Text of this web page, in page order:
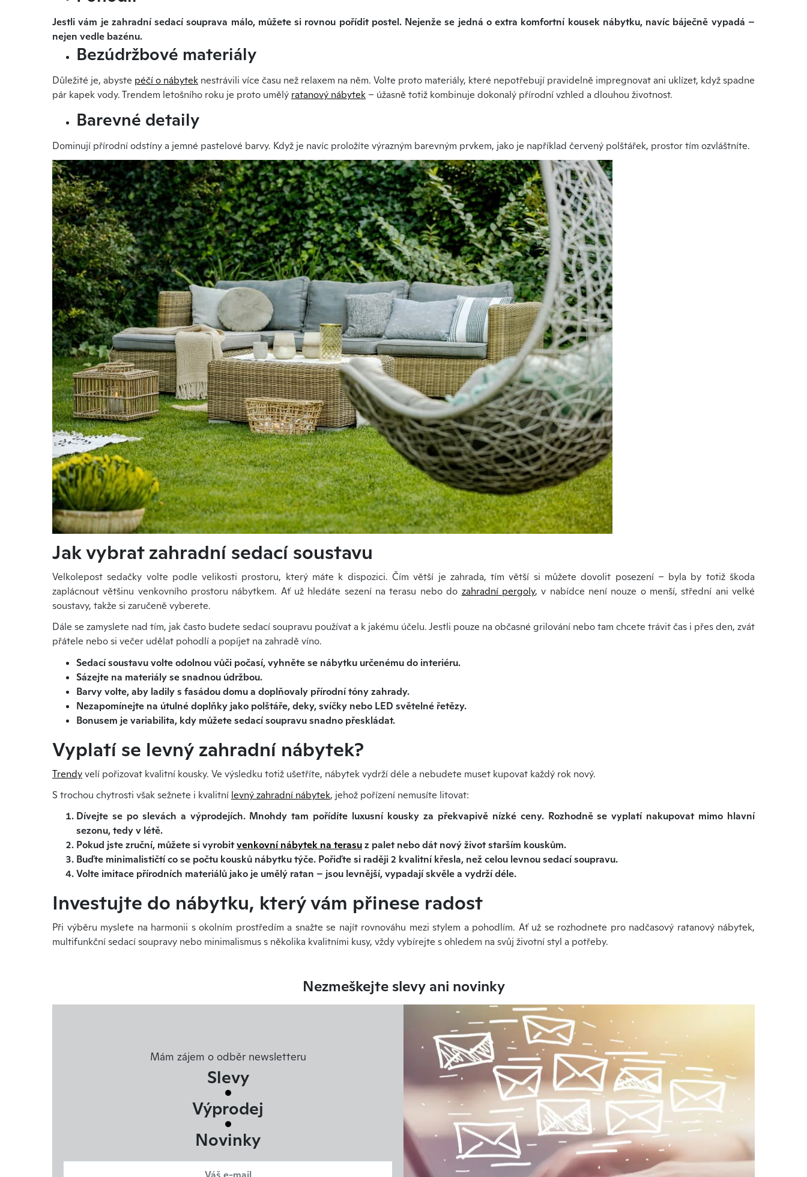
Jestli vám je zahradní sedací souprava málo, můžete si rovnou pořídit postel. Nejenže se jedná o extra komfortní kousek nábytku, navíc báječně vypadá –
nejen vedle bazénu.
Bezúdržbové materiály
Důležité je, abyste péčí o nábytek nestrávili více času než relaxem na něm. Volte proto materiály, které nepotřebují pravidelně impregnovat ani uklízet, když spadne
pár kapek vody. Trendem letošního roku je proto umělý ratanový nábytek – úžasně totiž kombinuje dokonalý přírodní vzhled a dlouhou životnost.
Barevné detaily
Dominují přírodní odstíny a jemné pastelové barvy. Když je navíc proložíte výrazným barevným prvkem, jako je například červený polštářek, prostor tím ozvláštníte.
Jak vybrat zahradní sedací soustavu
Velkolepost sedačky volte podle velikosti prostoru, který máte k dispozici. Čím větší je zahrada, tím větší si můžete dovolit posezení – byla by totiž škoda
zaplácnout většinu venkovního prostoru nábytkem. Ať už hledáte sezení na terasu nebo do zahradní pergoly, v nabídce není nouze o menší, střední ani velké
soustavy, takže si zaručeně vyberete.
Dále se zamyslete nad tím, jak často budete sedací soupravu používat a k jakému účelu. Jestli pouze na občasné grilování nebo tam chcete trávit čas i přes den, zvát
přátele nebo si večer udělat pohodlí a popíjet na zahradě víno.
Sedací soustavu volte odolnou vůči počasí, vyhněte se nábytku určenému do interiéru.
Sázejte na materiály se snadnou údržbou.
Barvy volte, aby ladily s fasádou domu a doplňovaly přírodní tóny zahrady.
Nezapomínejte na útulné doplňky jako polštáře, deky, svíčky nebo LED světelné řetězy.
Bonusem je variabilita, kdy můžete sedací soupravu snadno přeskládat.
Vyplatí se levný zahradní nábytek?
Trendyvelí pořizovat kvalitní kousky. Ve výsledku totiž ušetříte, nábytek vydrží déle a nebudete muset kupovat každý rok nový.
S trochou chytrosti však sežnete i kvalitní levný zahradní nábytek, jehož pořízení nemusíte litovat:
Dívejte se po slevách a výprodejích. Mnohdy tam pořídíte luxusní kousky za překvapivě nízké ceny. Rozhodně se vyplatí nakupovat mimo hlavní
sezonu, tedy v létě.
Pokud jste zruční, můžete si vyrobitvenkovní nábytek na terasuz palet nebo dát nový život starším kouskům.
Buďte minimalističtí co se počtu kousků nábytku týče. Pořiďte si raději 2 kvalitní křesla, než celou levnou sedací soupravu.
Volte imitace přírodních materiálů jako je umělý ratan – jsou levnější, vypadají skvěle a vydrží déle.
Investujte do nábytku, který vám přinese radost
Při výběru myslete na harmonii s okolním prostředím a snažte se najít rovnováhu mezi stylem a pohodlím. Ať už se rozhodnete pro nadčasový ratanový nábytek,
multifunkční sedací soupravy nebo minimalismus s několika kvalitními kusy, vždy vybírejte s ohledem na svůj životní styl a potřeby.
Nezmeškejte slevy ani novinky
Mám zájem o odběr newsletteru
Slevy
Výprodej
Novinky